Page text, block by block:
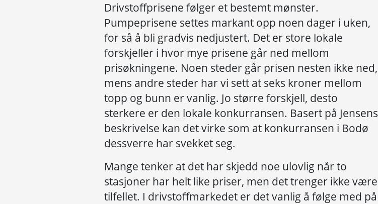
Drivstoffprisene følger et bestemt mønster.
Pumpeprisene settes markant opp noen dager i uken,
for så å bli gradvis nedjustert. Det er store lokale
forskjeller i hvor mye prisene går ned mellom
prisøkningene. Noen steder går prisen nesten ikke ned,
mens andre steder har vi sett at seks kroner mellom
topp og bunn er vanlig. Jo større forskjell, desto
sterkere er den lokale konkurransen. Basert på Jensens
beskrivelse kan det virke som at konkurransen i Bodø
dessverre har svekket seg.
Mange tenker at det har skjedd noe ulovlig når to
stasjoner har helt like priser, men det trenger ikke være
tilfellet. I drivstoffmarkedet er det vanlig å følge med på